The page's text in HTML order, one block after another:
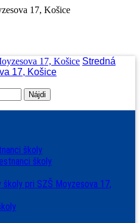
17, Košice
Stredná
17, Košice
školy
školy
školy pri SZŠ Moyzesova 17,